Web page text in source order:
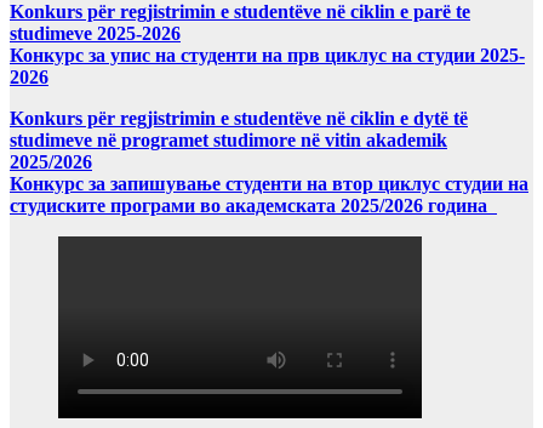
Konkurs për regjistrimin e studentëve në ciklin e parë te
studimeve 2025-2026
Конкурс за упис на студенти на прв циклус на студии 2025-
2026
Konkurs për regjistrimin e studentëve në ciklin e dytë të
studimeve në programet studimore në vitin akademik
2025/2026
Конкурс за запишување студенти на втор циклус студии на
студиските програми во академската 2025/2026 година